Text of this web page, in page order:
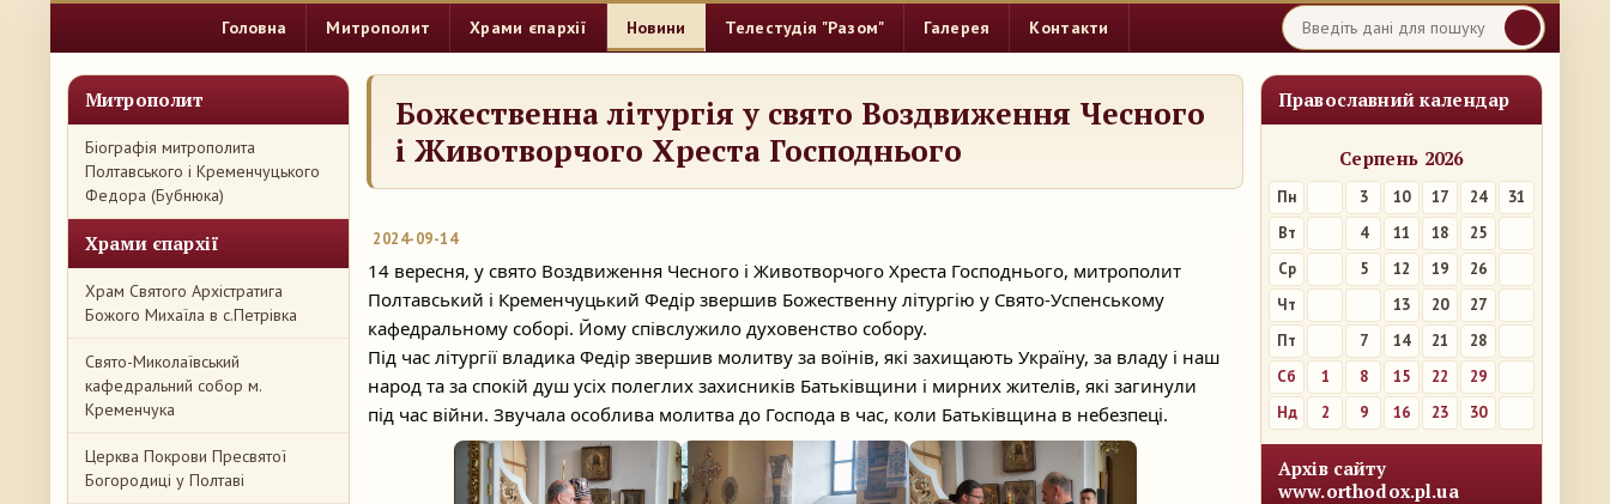
Головна Митрополит Храми єпархії Новини Телестудія "Разом" Галерея Контакти
Митрополит
Біографія митрополита
Полтавського і Кременчуцького
Федора (Бубнюка)
Храми єпархії
Храм Святого Архістратига
Божого Михаїла в с.Петрівка
Свято-Миколаївський
кафедральний собор м.
Кременчука
Церква Покрови Пресвятої
Богородиці у Полтаві
Православний календар
Серпень 2026
Пн 3 10 17 24
31
Вт
4 11 18
25
Ср
5 12 19
26
Чт
13 20
27
Пт
7 14 21
28
Сб
1 8 15 22
29
Нд
2 9 16 23 30
Архів сайту
www.orthodox.pl.ua
Божественна літургія у свято Воздвиження Чесного
і Животворчого Хреста Господнього
2024-09-14
14 вересня, у свято Воздвиження Чесного і Животворчого Хреста Господнього, митрополит
Полтавський і Кременчуцький Федір звершив Божественну літургію у Свято-Успенському
кафедральному соборі. Йому співслужило духовенство собору.
Під час літургії владика Федір звершив молитву за воїнів, які захищають Україну, за владу і наш
народ та за спокій душ усіх полеглих захисників Батьківщини і мирних жителів, які загинули
під час війни. Звучала особлива молитва до Господа в час, коли Батьківщина в небезпеці.